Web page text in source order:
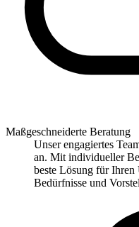
Maßgeschneiderte Beratung
Unser engagiertes
an. Mit individueller
beste Lösung für
Bedürfnisse und